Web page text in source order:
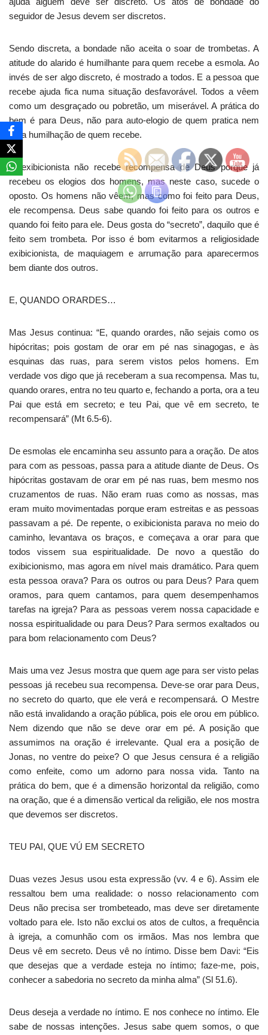
seguidor de Jesus devem ser discretos.
Sendo discreta, a bondade não aceita o soar de trombetas. A
atitude do alarido é humilhante para quem recebe a esmola. Ao
invés de ser algo discreto, é mostrado a todos. E a pessoa que
recebe ajuda fica numa situação desfavorável. Todos a vêem
como um desgraçado ou pobretão, um miserável. A prática do
bem é para Deus, não para auto-elogio de quem pratica nem
para humilhação de quem recebe.
O exibicionista não recebe recompensa de Deus porque já
recebeu os elogios dos homens, mas neste caso, sucede o
oposto. Os homens não vêem, mas como foi feito para Deus,
ele recompensa. Deus sabe quando foi feito para os outros e
quando foi feito para ele. Deus gosta do “secreto”, daquilo que é
feito sem trombeta. Por isso é bom evitarmos a religiosidade
exibicionista, de maquiagem e arrumação para aparecermos
bem diante dos outros.
E, QUANDO ORARDES…
Mas Jesus continua: “E, quando orardes, não sejais como os
hipócritas; pois gostam de orar em pé nas sinagogas, e às
esquinas das ruas, para serem vistos pelos homens. Em
verdade vos digo que já receberam a sua recompensa. Mas tu,
quando orares, entra no teu quarto e, fechando a porta, ora a teu
Pai que está em secreto; e teu Pai, que vê em secreto, te
recompensará” (Mt 6.5-6).
De esmolas ele encaminha seu assunto para a oração. De atos
para com as pessoas, passa para a atitude diante de Deus. Os
hipócritas gostavam de orar em pé nas ruas, bem mesmo nos
cruzamentos de ruas. Não eram ruas como as nossas, mas
eram muito movimentadas porque eram estreitas e as pessoas
passavam a pé. De repente, o exibicionista parava no meio do
caminho, levantava os braços, e começava a orar para que
todos vissem sua espiritualidade. De novo a questão do
exibicionismo, mas agora em nível mais dramático. Para quem
esta pessoa orava? Para os outros ou para Deus? Para quem
oramos, para quem cantamos, para quem desempenhamos
tarefas na igreja? Para as pessoas verem nossa capacidade e
nossa espiritualidade ou para Deus? Para sermos exaltados ou
para bom relacionamento com Deus?
Mais uma vez Jesus mostra que quem age para ser visto pelas
pessoas já recebeu sua recompensa. Deve-se orar para Deus,
no secreto do quarto, que ele verá e recompensará. O Mestre
não está invalidando a oração pública, pois ele orou em público.
Nem dizendo que não se deve orar em pé. A posição que
assumimos na oração é irrelevante. Qual era a posição de
Jonas, no ventre do peixe? O que Jesus censura é a religião
como enfeite, como um adorno para nossa vida. Tanto na
prática do bem, que é a dimensão horizontal da religião, como
na oração, que é a dimensão vertical da religião, ele nos mostra
que devemos ser discretos.
TEU PAI, QUE VÚ EM SECRETO
Duas vezes Jesus usou esta expressão (vv. 4 e 6). Assim ele
ressaltou bem uma realidade: o nosso relacionamento com
Deus não precisa ser trombeteado, mas deve ser diretamente
voltado para ele. Isto não exclui os atos de cultos, a frequência
à igreja, a comunhão com os irmãos. Mas nos lembra que
Deus vê em secreto. Deus vê no íntimo. Disse bem Davi: “Eis
que desejas que a verdade esteja no íntimo; faze-me, pois,
conhecer a sabedoria no secreto da minha alma” (Sl 51.6).
Deus deseja a verdade no íntimo. E nos conhece no íntimo. Ele
sabe de nossas intenções. Jesus sabe quem somos, o que